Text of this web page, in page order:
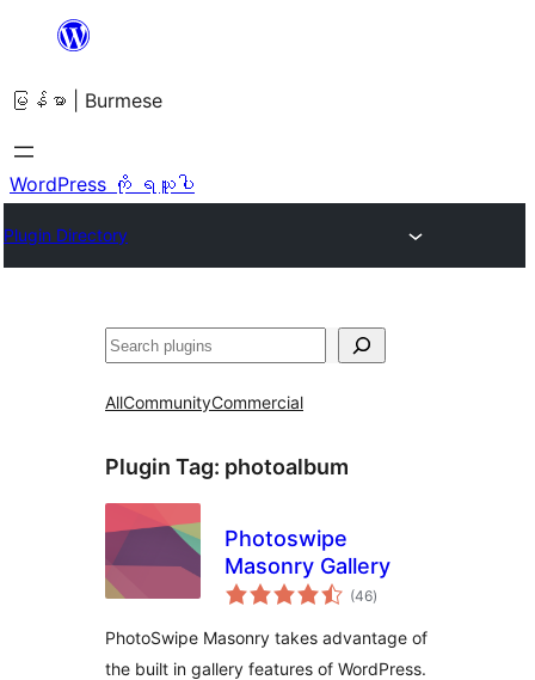
အကြောင်းအရာ
ကျော်သွား
ရန်
မြန်မာ | Burmese
WordPress ကို ရယူပါ
Plugin Directory
ရှာ
AllCommunityCommercial
Plugin Tag: photoalbum
Photoswipe
Masonry Gallery
(46total
ratings
)
PhotoSwipe Masonry takes advantage of
the built in gallery features of WordPress.